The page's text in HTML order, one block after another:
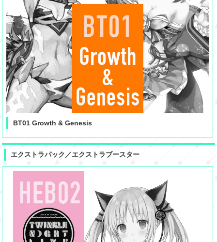
BT01 Growth & Genesis
エクストラパック／エクストラブースター